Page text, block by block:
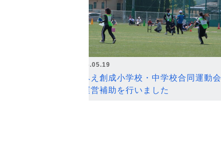
2026.05.19
なみえ創成小学校・中学校合同運動会
の運営補助を行いました